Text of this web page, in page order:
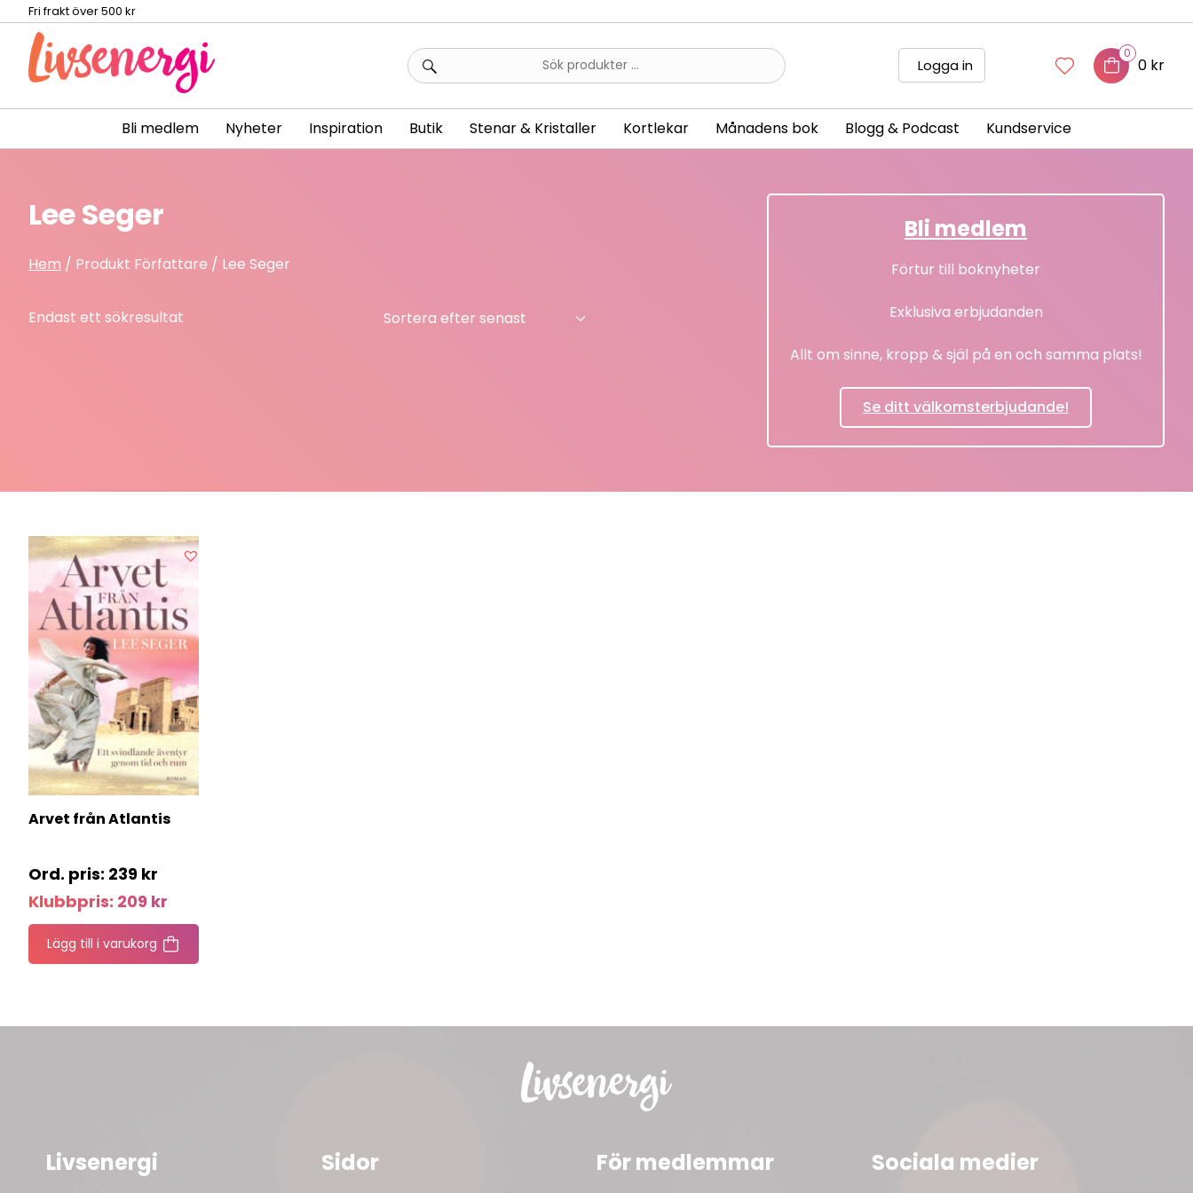
content
Fri frakt över 500 kr
Sök
efter:
Logga in
0
0 kr
Bli medlem Nyheter Inspiration Butik Stenar & Kristaller Kortlekar Månadens bok Blogg & Podcast Kundservice
Lee Seger
Hem / Produkt Författare / Lee Seger
Endast ett sökresultat
Bli medlem
Förtur till boknyheter
Exklusiva erbjudanden
Allt om sinne, kropp & själ på en och samma plats!
Se ditt välkomsterbjudande!
Arvet från Atlantis
239 kr
Klubbpris: 209 kr
Lägg till i varukorg
Livsenergi Sidor För medlemmar Sociala medier